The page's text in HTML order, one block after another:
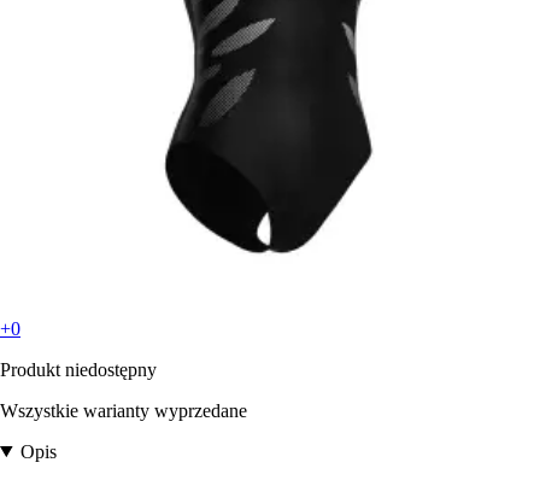
+0
Produkt niedostępny
Wszystkie warianty wyprzedane
Opis